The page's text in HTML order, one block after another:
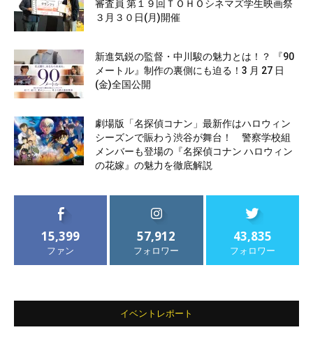
審査員 第１９回ＴＯＨＯシネマズ学生映画祭
３月３０日(月)開催
新進気鋭の監督・中川駿の魅力とは！？ 『90
メートル』制作の裏側にも迫る！3 月 27 日
(金)全国公開
劇場版「名探偵コナン」最新作はハロウィン
シーズンで賑わう渋谷が舞台！ 警察学校組
メンバーも登場の『名探偵コナン ハロウィン
の花嫁』の魅力を徹底解説
15,399
ファン
57,912
フォロワー
43,835
フォロワー
イベントレポート